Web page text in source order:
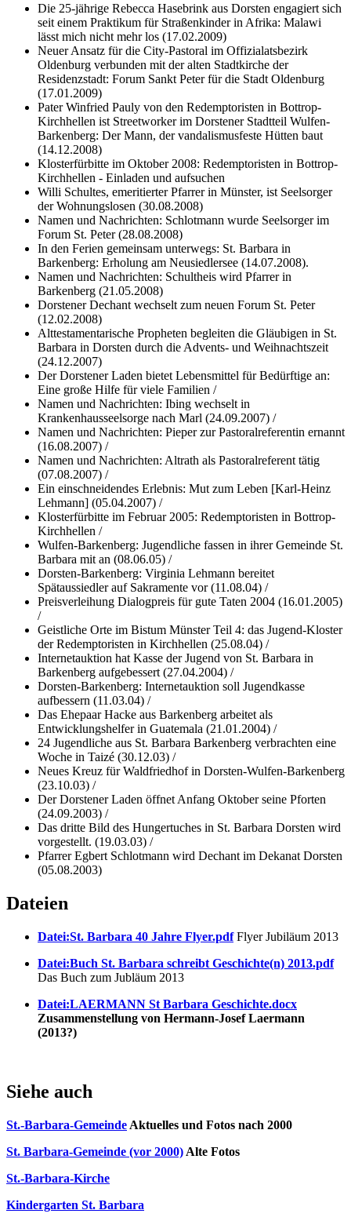
Die 25-jährige Rebecca Hasebrink aus Dorsten engagiert sich
seit einem Praktikum für Straßenkinder in Afrika: Malawi
lässt mich nicht mehr los (17.02.2009)
Neuer Ansatz für die City-Pastoral im Offizialatsbezirk
Oldenburg verbunden mit der alten Stadtkirche der
Residenzstadt: Forum Sankt Peter für die Stadt Oldenburg
(17.01.2009)
Pater Winfried Pauly von den Redemptoristen in Bottrop-
Kirchhellen ist Streetworker im Dorstener Stadtteil Wulfen-
Barkenberg: Der Mann, der vandalismusfeste Hütten baut
(14.12.2008)
Klosterfürbitte im Oktober 2008: Redemptoristen in Bottrop-
Kirchhellen - Einladen und aufsuchen
Willi Schultes, emeritierter Pfarrer in Münster, ist Seelsorger
der Wohnungslosen (30.08.2008)
Namen und Nachrichten: Schlotmann wurde Seelsorger im
Forum St. Peter (28.08.2008)
In den Ferien gemeinsam unterwegs: St. Barbara in
Barkenberg: Erholung am Neusiedlersee (14.07.2008).
Namen und Nachrichten: Schultheis wird Pfarrer in
Barkenberg (21.05.2008)
Dorstener Dechant wechselt zum neuen Forum St. Peter
(12.02.2008)
Alttestamentarische Propheten begleiten die Gläubigen in St.
Barbara in Dorsten durch die Advents- und Weihnachtszeit
(24.12.2007)
Der Dorstener Laden bietet Lebensmittel für Bedürftige an:
Eine große Hilfe für viele Familien /
Namen und Nachrichten: Ibing wechselt in
Krankenhausseelsorge nach Marl (24.09.2007) /
Namen und Nachrichten: Pieper zur Pastoralreferentin ernannt
(16.08.2007) /
Namen und Nachrichten: Altrath als Pastoralreferent tätig
(07.08.2007) /
Ein einschneidendes Erlebnis: Mut zum Leben [Karl-Heinz
Lehmann] (05.04.2007) /
Klosterfürbitte im Februar 2005: Redemptoristen in Bottrop-
Kirchhellen /
Wulfen-Barkenberg: Jugendliche fassen in ihrer Gemeinde St.
Barbara mit an (08.06.05) /
Dorsten-Barkenberg: Virginia Lehmann bereitet
Spätaussiedler auf Sakramente vor (11.08.04) /
Preisverleihung Dialogpreis für gute Taten 2004 (16.01.2005)
/
Geistliche Orte im Bistum Münster Teil 4: das Jugend-Kloster
der Redemptoristen in Kirchhellen (25.08.04) /
Internetauktion hat Kasse der Jugend von St. Barbara in
Barkenberg aufgebessert (27.04.2004) /
Dorsten-Barkenberg: Internetauktion soll Jugendkasse
aufbessern (11.03.04) /
Das Ehepaar Hacke aus Barkenberg arbeitet als
Entwicklungshelfer in Guatemala (21.01.2004) /
24 Jugendliche aus St. Barbara Barkenberg verbrachten eine
Woche in Taizé (30.12.03) /
Neues Kreuz für Waldfriedhof in Dorsten-Wulfen-Barkenberg
(23.10.03) /
Der Dorstener Laden öffnet Anfang Oktober seine Pforten
(24.09.2003) /
Das dritte Bild des Hungertuches in St. Barbara Dorsten wird
vorgestellt. (19.03.03) /
Pfarrer Egbert Schlotmann wird Dechant im Dekanat Dorsten
(05.08.2003)
Dateien
Datei:St. Barbara 40 Jahre Flyer.pdfFlyer Jubiläum 2013
Datei:Buch St. Barbara schreibt Geschichte(n) 2013.pdf
Das Buch zum Jubläum 2013
Datei:LAERMANN St Barbara Geschichte.docx
Zusammenstellung von Hermann-Josef Laermann
(2013?)
Siehe auch
St.-Barbara-Gemeinde Aktuelles und Fotos nach 2000
St. Barbara-Gemeinde (vor 2000) Alte Fotos
St.-Barbara-Kirche
Kindergarten St. Barbara